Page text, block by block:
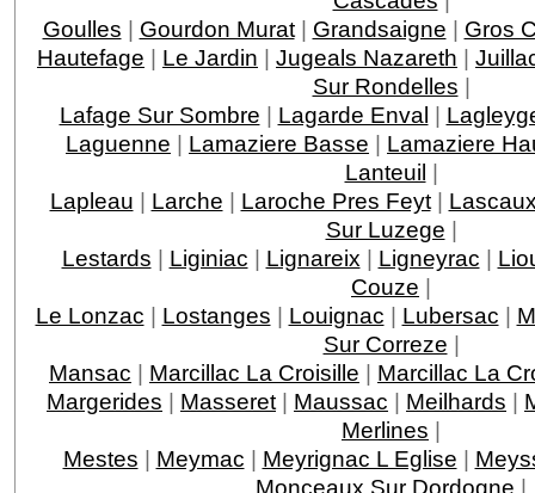
Goulles | Gourdon Murat| Grandsaigne | Gros
Hautefage | Le Jardin | Jugeals Nazareth |
Sur Rondelles |
Lafage Sur Sombre | Lagarde Enval |
Laguenne | Lamaziere Basse | Lamaziere
Lanteuil |
Lapleau | Larche | Laroche Pres Feyt|
Sur Luzege |
Lestards | Liginiac | Lignareix | Ligneyrac |
Couze |
Le Lonzac | Lostanges | Louignac | Lubersac |
Sur Correze |
Mansac | Marcillac La Croisille | Marcillac La
Margerides | Masseret | Maussac | Meilhards |
Merlines |
Mestes | Meymac | Meyrignac L Eglise |
Monceaux Sur Dordogne |